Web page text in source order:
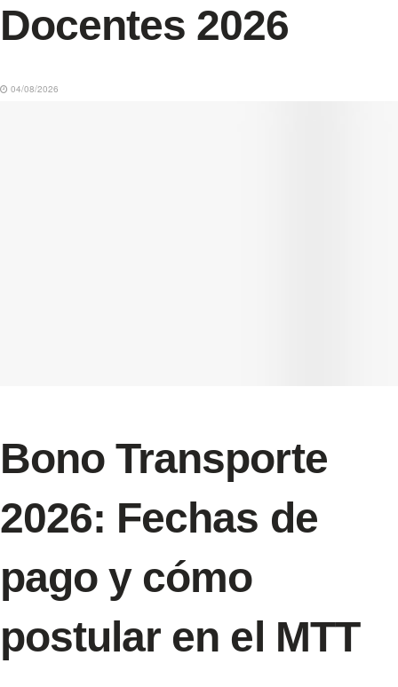
Docentes 2026
04/08/2026
Bono Transporte
2026: Fechas de
pago y cómo
postular en el MTT